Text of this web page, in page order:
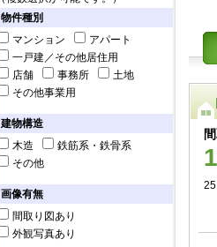
物件種別
マンション
アパート
一戸建／その他居住用
店舗
事務所
土地
その他事業用
建物構造
木造
鉄筋系・鉄骨系
その他
画像有無
間取り図あり
外観写真あり